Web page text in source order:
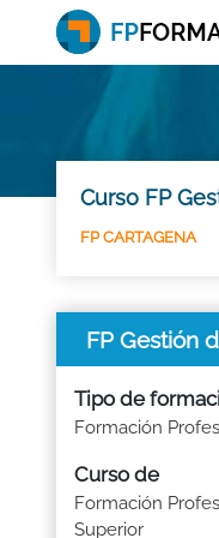
Curso FP
FP CARTAGENA
FP Gestión
Tipo de
Formación
Curso de
Formación
Superior